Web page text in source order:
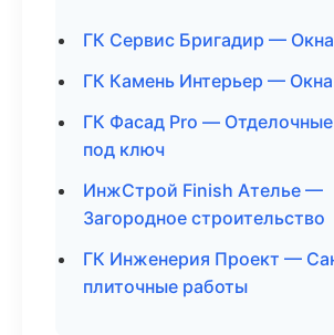
ГК Сервис Бригадир —
ГК Камень Интерьер —
ГК Фасад Pro —
под ключ
ИнжСтрой Finish Ателье —
Загородное строительство
ГК Инженерия Проект —
плиточные работы